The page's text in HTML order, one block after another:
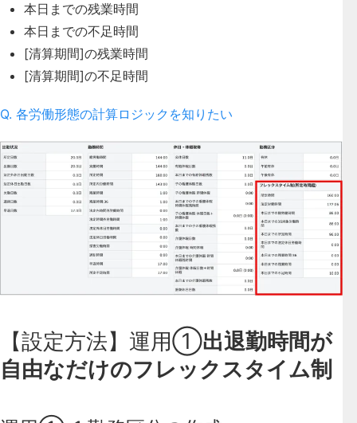
本日までの残業時間
本日までの不足時間
[清算期間]の残業時間
[清算期間]の不足時間
Q. 各労働形態の計算ロジックを知りたい
【設定方法】運用①出退勤時間が
自由なだけのフレックスタイム制